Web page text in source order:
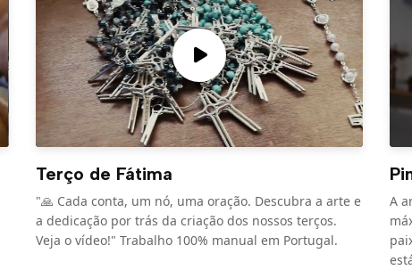
Terço de Fátima
"🙏 Cada conta, um nó, uma oração. Descubra a arte e
a dedicação por trás da criação dos nossos terços.
Veja o vídeo!" Trabalho 100% manual em Portugal.
A